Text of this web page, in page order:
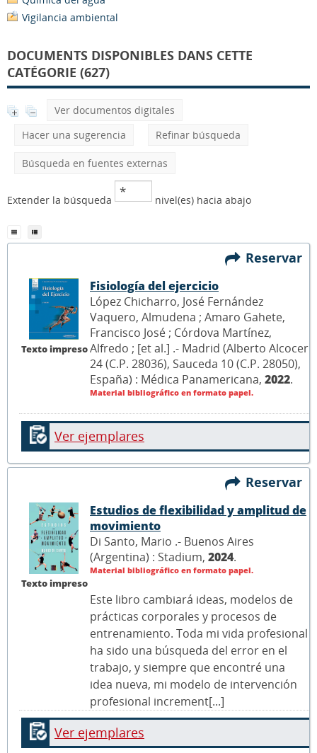
Vigilancia ambiental
DOCUMENTS DISPONIBLES DANS CETTE
CATÉGORIE (627)
Ver documentos digitales
Hacer una sugerencia
Refinar búsqueda
Búsqueda en fuentes externas
Extender la búsqueda nivel(es) hacia abajo
Reservar
Texto impreso
Fisiología del ejercicio
López Chicharro, José Fernández
Vaquero, Almudena ; Amaro Gahete,
Francisco José ; Córdova Martínez,
Alfredo ; [et al.] .- Madrid (Alberto Alcocer
24 (C.P. 28036), Sauceda 10 (C.P. 28050),
España) : Médica Panamericana, 2022.
Material bibliográfico en formato papel.
Ver ejemplares
Reservar
Texto impreso
Estudios de flexibilidad y amplitud de
movimiento
Di Santo, Mario .- Buenos Aires
(Argentina) : Stadium, 2024.
Material bibliográfico en formato papel.
Este libro cambiará ideas, modelos de
prácticas corporales y procesos de
entrenamiento. Toda mi vida profesional
ha sido una búsqueda del error en el
trabajo, y siempre que encontré una
idea nueva, mi modelo de intervención
profesional increment[...]
Ver ejemplares